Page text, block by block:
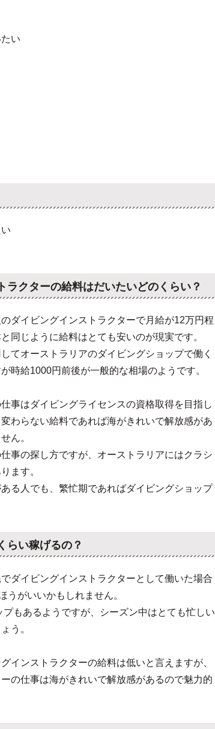
い
クターの給料はだいたいどのくらい？
ダイビングインストラクターで月給が12万円程
同じように給料はとても安いのが現実です。
てオーストラリアのダイビングショップで働く
時給1000円前後が一般的な相場のようです。
事はダイビングライセンスの資格取得を目指し
わらない給料であれば海がきれいで解放感があ
ん。
事の探し方ですが、オーストラリアにはクラシ
ます。
る人でも、繁忙期であればダイビングショップ
らい稼げるの？
ダイビングインストラクターとして働いた場合
うがいいかもしれません。
もあるようですが、シーズン中はとても忙しい
う。
インストラクターの給料は低いと言えますが、
の仕事は海がきれいで解放感があるので魅力的